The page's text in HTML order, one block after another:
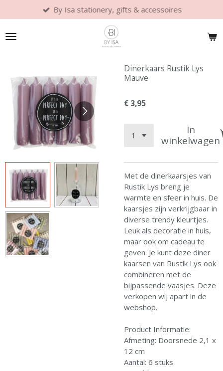
direct
naar
de
By Isa stationery, gifts & accessoires
Dinerkaars Rustik Lys
Mauve
€ 3,95
In
winkelwagen
Met de dinerkaarsjes van
Rustik Lys breng je
warmte en sfeer in huis. De
kaarsjes zijn verkrijgbaar in
diverse trendy kleurtjes.
Leuk als decoratie in huis,
maar ook om cadeau te
geven. Je kunt deze diner
kaarsen van Rustik Lys ook
combineren met de
bijpassende vaasjes. Deze
verkopen wij apart in de
webshop.
Product Informatie:
Afmeting: Doorsnede 2,1 x
12 cm
Aantal: 6 stuks